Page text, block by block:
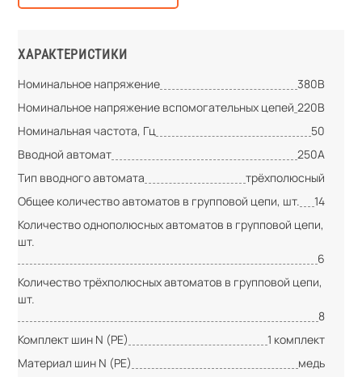
ХАРАКТЕРИСТИКИ
Номинальное напряжение
380В
Номинальное напряжение вспомогательных цепей 220В
Номинальная частота, Гц
50
Вводной автомат
250А
Тип вводного автомата
трёхполюсный
Общее количество автоматов в групповой цепи, шт.
14
Количество однополюсных автоматов в групповой цепи,
шт.
6
Количество трёхполюсных автоматов в групповой цепи,
шт.
8
Комплект шин N (PE)
1 комплект
Материал шин N (PE)
медь